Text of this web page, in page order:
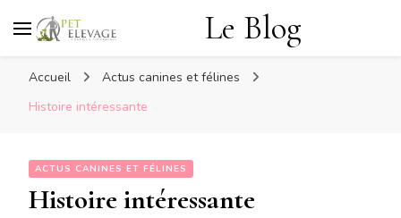
Le Blog
Accueil
Actus canines et félines
Histoire intéressante
ACTUS CANINES ET FÉLINES
Histoire intéressante